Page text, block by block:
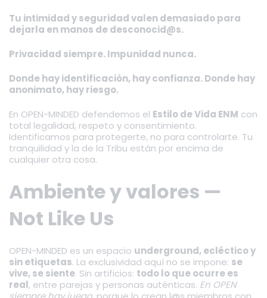
Tu intimidad y seguridad valen demasiado para
dejarla en manos de desconocid@s.
Privacidad siempre. Impunidad nunca.
Donde hay identificación, hay confianza. Donde hay
anonimato, hay riesgo.
En OPEN-MINDED defendemos el Estilo de Vida ENM con
total legalidad, respeto y consentimiento.
Identificamos para protegerte, no para controlarte. Tu
tranquilidad y la de la Tribu están por encima de
cualquier otra cosa.
Ambiente y valores —
Not Like Us
OPEN-MINDED es un espacio underground, ecléctico y
sin etiquetas. La exclusividad aquí no se impone: se
vive, se siente. Sin artificios: todo lo que ocurre es
real, entre parejas y personas auténticas. En OPEN